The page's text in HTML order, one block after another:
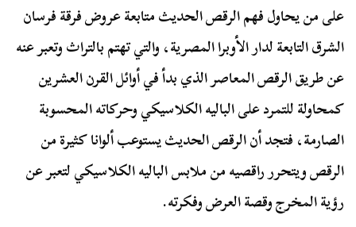
على من يحاول فهم الرقص الحديث متابعة عروض فرقة فرسان
الشرق التابعة لدار الأوبرا المصرية، والتي تهتم بالتراث وتعبر عنه
عن طريق الرقص المعاصر الذي بدأ في أوائل القرن العشرين
كمحاولة للتمرد على الباليه الكلاسيكي وحركاته المحسوبة
الصارمة، فتجد أن الرقص الحديث يستوعب ألوانا كثيرة من
الرقص ويتحرر راقصيه من ملابس الباليه الكلاسيكي لتعبر عن
رؤية المخرج وقصة العرض وفكرته.